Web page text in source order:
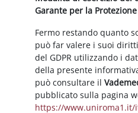
Garante per la
Fermo restando quanto
può far valere i suoi
del GDPR utilizzando i
della presente
può consultare il
pubblicato sulla pagina
https://